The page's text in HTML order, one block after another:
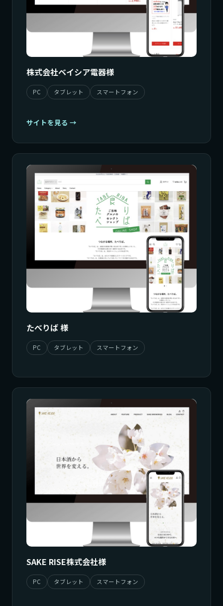
株式会社ベイシア電器様
PC タブレット スマートフォン
サイトを見る
たべりば 様
PC タブレット スマートフォン
SAKE RISE株式会社様
PC タブレット スマートフォン